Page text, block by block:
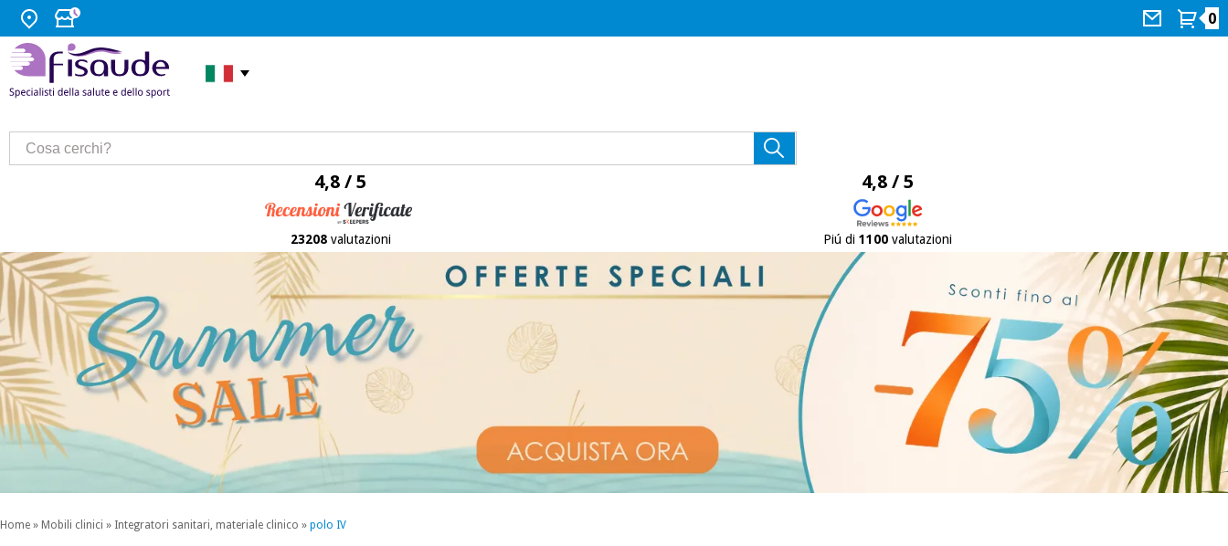
0
4,8 / 5
23208valutazioni
4,8 / 5
Piú di 1100valutazioni
Home » Mobili clinici » Integratori sanitari, materiale clinico » polo IV